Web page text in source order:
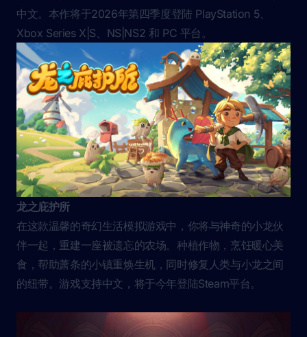
中文。本作将于2026年第四季度登陆 PlayStation 5、
Xbox Series X|S、NS|NS2 和 PC 平台。
龙之庇护所
在这款温馨的奇幻生活模拟游戏中，你将与神奇的小龙伙
伴一起，重建一座被遗忘的农场。种植作物，烹饪暖心美
食，帮助萧条的小镇重焕生机，同时修复人类与小龙之间
的纽带。游戏支持中文，将于今年登陆Steam平台。